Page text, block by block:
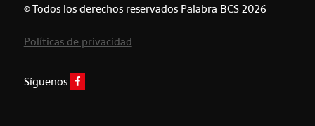
© Todos los derechos reservados Palabra BCS 2026
Políticas de privacidad
Síguenos